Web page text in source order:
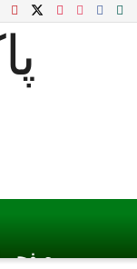
صفحہ